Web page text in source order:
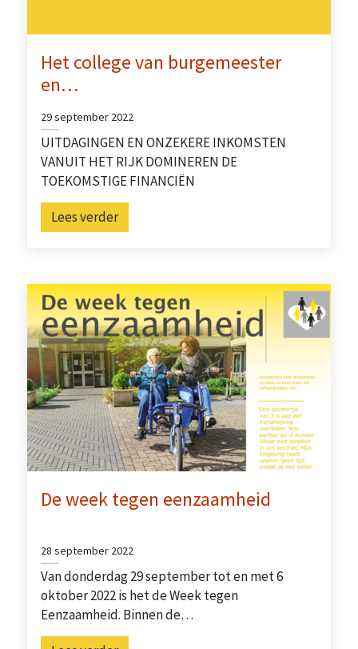
Het college van burgemeester
en…
29 september 2022
UITDAGINGEN EN ONZEKERE INKOMSTEN
VANUIT HET RIJK DOMINEREN DE
TOEKOMSTIGE FINANCIËN
Lees verder
De week tegen eenzaamheid
28 september 2022
Van donderdag 29 september tot en met 6
oktober 2022 is het de Week tegen
Eenzaamheid. Binnen de…